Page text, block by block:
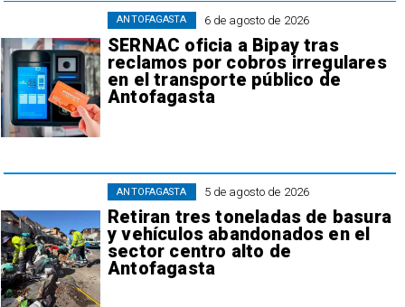
6 de agosto de 2026
SERNAC oficia a Bipay tras
reclamos por cobros irregulares
en el transporte público de
Antofagasta
ANTOFAGASTA
5 de agosto de 2026
Retiran tres toneladas de basura
y vehículos abandonados en el
sector centro alto de
Antofagasta
ANTOFAGASTA